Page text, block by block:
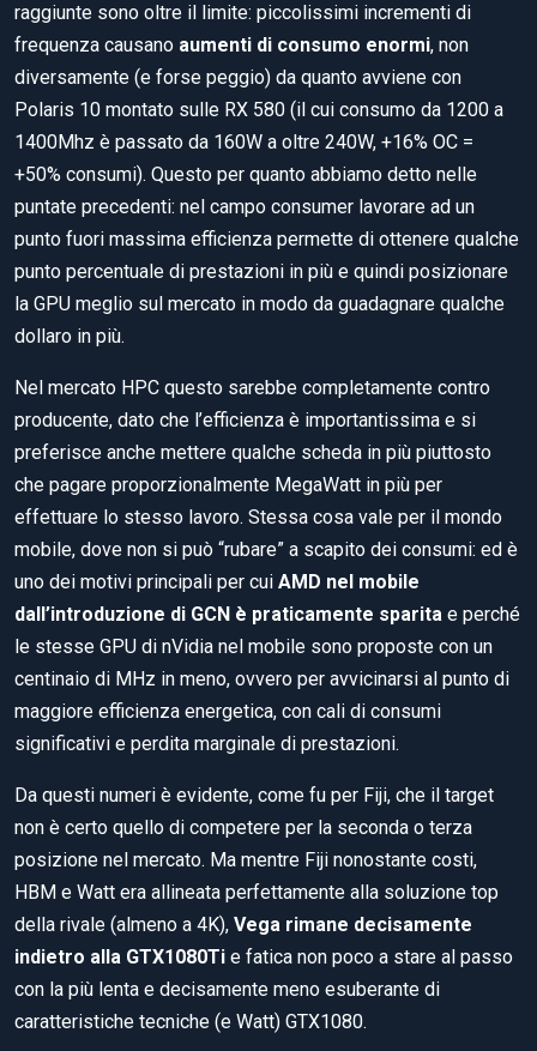
raggiunte sono oltre il limite: piccolissimi incrementi di
frequenza causano aumenti di consumo enormi, non
diversamente (e forse peggio) da quanto avviene con
Polaris 10 montato sulle RX 580 (il cui consumo da 1200 a
1400Mhz è passato da 160W a oltre 240W, +16% OC =
+50% consumi). Questo per quanto abbiamo detto nelle
puntate precedenti: nel campo consumer lavorare ad un
punto fuori massima efficienza permette di ottenere qualche
punto percentuale di prestazioni in più e quindi posizionare
la GPU meglio sul mercato in modo da guadagnare qualche
dollaro in più.
Nel mercato HPC questo sarebbe completamente contro
producente, dato che l’efficienza è importantissima e si
preferisce anche mettere qualche scheda in più piuttosto
che pagare proporzionalmente MegaWatt in più per
effettuare lo stesso lavoro. Stessa cosa vale per il mondo
mobile, dove non si può “rubare” a scapito dei consumi: ed è
uno dei motivi principali per cui AMD nel mobile
dall’introduzione di GCN è praticamente sparita e perché
le stesse GPU di nVidia nel mobile sono proposte con un
centinaio di MHz in meno, ovvero per avvicinarsi al punto di
maggiore efficienza energetica, con cali di consumi
significativi e perdita marginale di prestazioni.
Da questi numeri è evidente, come fu per Fiji, che il target
non è certo quello di competere per la seconda o terza
posizione nel mercato. Ma mentre Fiji nonostante costi,
HBM e Watt era allineata perfettamente alla soluzione top
della rivale (almeno a 4K), Vega rimane decisamente
indietro alla GTX1080Ti e fatica non poco a stare al passo
con la più lenta e decisamente meno esuberante di
caratteristiche tecniche (e Watt) GTX1080.